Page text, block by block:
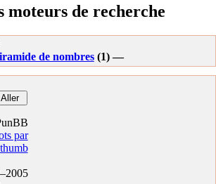
moteurs de recherche
de nombres(1) —
par